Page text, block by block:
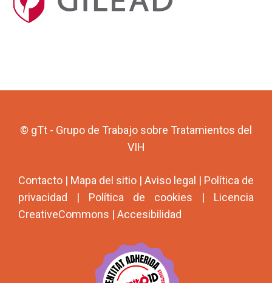
© gTt - Grupo de Trabajo sobre Tratamientos del
VIH
Contacto | Mapa del sitio | Aviso legal | Política de
privacidad | Política de cookies | Licencia
CreativeCommons | Accesibilidad